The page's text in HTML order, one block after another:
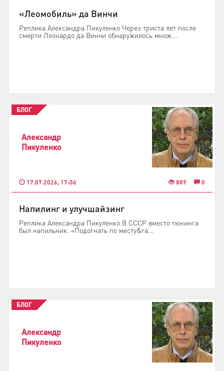
«Леомобиль» да Винчи
Реплика Александра Пикуленко Через триста лет после
смерти Леонардо да Винчи обнаружилось множ...
Александр
Пикуленко
17.07.2026, 17:06 889 0
БЛОГ
Напилинг и улучшайзинг
Реплика Александра Пикуленко В СССР вместо тюнинга
был напильник. «Подогнать по месту&ra...
Александр
Пикуленко
БЛОГ